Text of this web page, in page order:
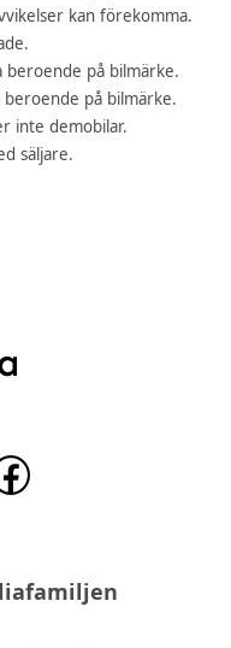
kan förekomma.
beroende på bilmärke.
på bilmärke.
inte demobilar.
säljare.